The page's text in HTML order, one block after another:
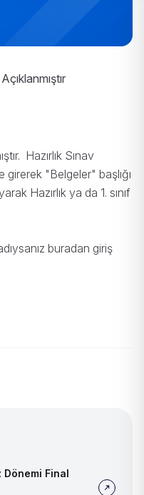
Hazırlık Sınav
girerek "Belgeler" başlığı
Hazırlık ya da 1. sınıf
buradan giriş
Final